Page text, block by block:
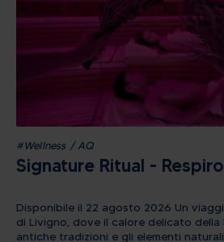
#Wellness / AQ
Signature Ritual -
Disponibile il 22 agosto 2026 Un
di Livigno, dove il calore delicato della
antiche tradizioni e gli elementi